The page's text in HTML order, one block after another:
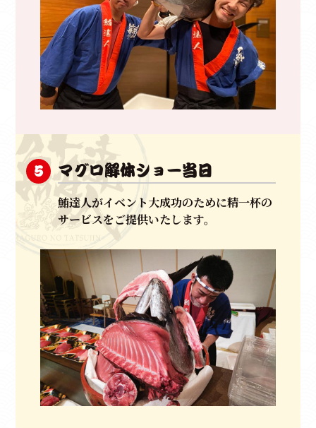
5 マグロ解体ショー当日
鮪達人がイベント大成功のために精一杯の
サービスをご提供いたします。